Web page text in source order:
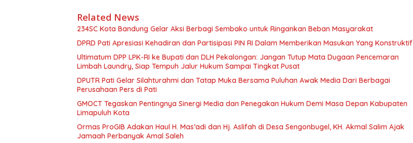
Related News
234SC Kota Bandung Gelar Aksi Berbagi Sembako untuk Ringankan Beban Masyarakat
DPRD Pati Apresiasi Kehadiran dan Partisipasi PIN RI Dalam Memberikan Masukan Yang Konstruktif
Ultimatum DPP LPK-RI ke Bupati dan DLH Pekalongan: Jangan Tutup Mata Dugaan Pencemaran
Limbah Laundry, Siap Tempuh Jalur Hukum Sampai Tingkat Pusat
DPUTR Pati Gelar Silahturahmi dan Tatap Muka Bersama Puluhan Awak Media Dari Berbagai
Perusahaan Pers di Pati
GMOCT Tegaskan Pentingnya Sinergi Media dan Penegakan Hukum Demi Masa Depan Kabupaten
Limapuluh Kota
Ormas ProGIB Adakan Haul H. Mas’adi dan Hj. Aslifah di Desa Sengonbugel, KH. Akmal Salim Ajak
Jamaah Perbanyak Amal Saleh